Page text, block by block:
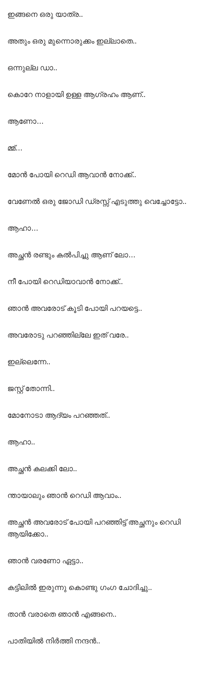
ഇങ്ങനെ ഒരു യാത്ര..
അതും ഒരു മുന്നൊരുക്കം ഇല്ലാതെ..
ഒന്നുല്ല ഡാ..
കൊറേ നാളായി ഉള്ള ആഗ്രഹം ആണ്..
ആണോ…
മ്മ്…
മോൻ പോയി റെഡി ആവാൻ നോക്ക്..
വേണേൽ ഒരു ജോഡി ഡ്രസ്സ്‌ എടുത്തു വെച്ചോട്ടോ..
ആഹാ…
അച്ഛൻ രണ്ടും കൽപിച്ചു ആണ് ലോ…
നീ പോയി റെഡിയാവാൻ നോക്ക്..
ഞാൻ അവരോട് കൂടി പോയി പറയട്ടെ..
അവരോടു പറഞ്ഞില്ലേ ഇത് വരേ..
ഇല്ലെന്നേ..
ജസ്റ്റ്‌ തോന്നി..
മോനോടാ ആദ്യം പറഞ്ഞത്..
ആഹാ..
അച്ഛൻ കലക്കി ലോ..
ന്തായാലും ഞാൻ റെഡി ആവാം..
അച്ഛൻ അവരോട് പോയി പറഞ്ഞിട്ട് അച്ഛനും റെഡി
ആയിക്കോ..
ഞാൻ വരണോ ഏട്ടാ..
കട്ടിലിൽ ഇരുന്നു കൊണ്ടു ഗംഗ ചോദിച്ചു..
താൻ വരാതെ ഞാൻ എങ്ങനെ..
പാതിയിൽ നിർത്തി നന്ദൻ..